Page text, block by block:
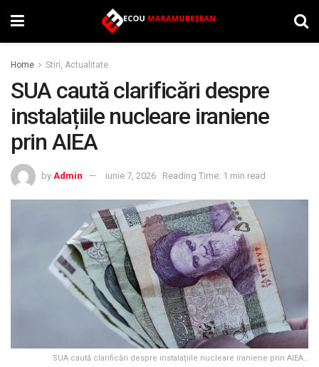
Home Stiri, Actualitate
SUA caută clarificări despre
instalațiile nucleare iraniene
prin AIEA
by Admin iunie 7, 2026 Reading Time: 1 min read
SUA caută clarificări despre instalațiile nucleare iraniene prin AIEA…